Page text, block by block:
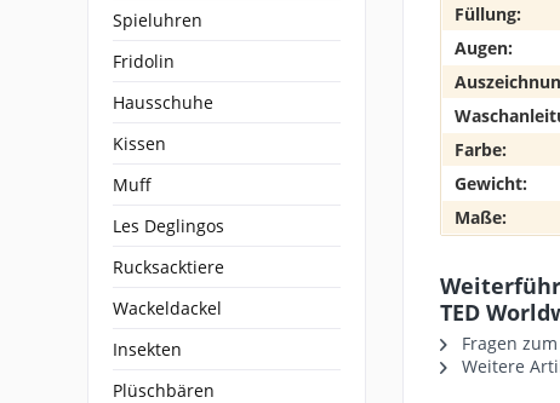
Spieluhren
Fridolin
Hausschuhe
Kissen
Muff
Les Deglingos
Rucksacktiere
Wackeldackel
Insekten
Plüschbären
Füllung:
Augen:
Farbe:
Gewicht:
Maße:
TED
Fragen
Weitere